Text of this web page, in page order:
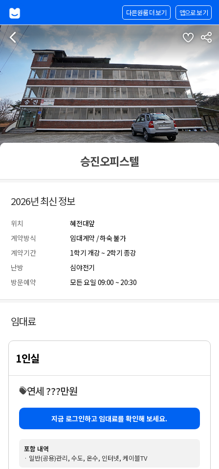
앱으로 보기
다른원룸 더 보기
승진오피스텔
2026년 최신 정보
위치
혜전대앞
계약방식
임대계약 / 하숙 불가
계약기간
1학기 개강 ~ 2학기 종강
난방
심야전기
방문예약
모든 요일 09:00 ~ 20:30
임대료
1인실
연세 ???만원
지금 로그인하고 임대료를 확인해 보세요.
포함 내역
· 일반(공용)관리, 수도, 온수, 인터넷, 케이블TV